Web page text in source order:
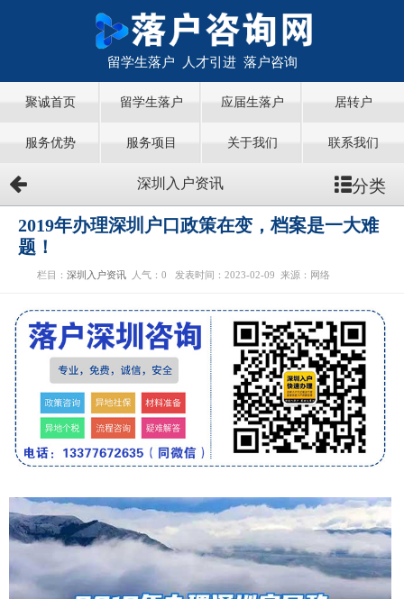
留学生落户 人才引进 落户咨询
聚诚首页 留学生落户 应届生落户 居转户
服务优势 服务项目 关于我们 联系我们
深圳入户资讯 分类
2019年办理深圳户口政策在变，档案是一大难
题！
栏目： 深圳入户资讯 人气： 0 发表时间：2023-02-09 来源：网络